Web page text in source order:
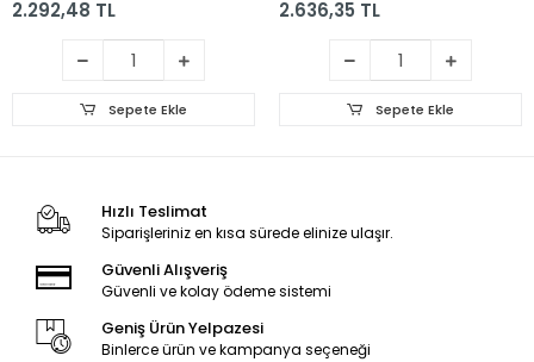
2.292,48 TL
Sepete Ekle
2.636,35 TL
Sepete Ekle
Hızlı Teslimat
Siparişleriniz en kısa sürede elinize ulaşır.
Güvenli Alışveriş
Güvenli ve kolay ödeme sistemi
Geniş Ürün Yelpazesi
Binlerce ürün ve kampanya seçeneği